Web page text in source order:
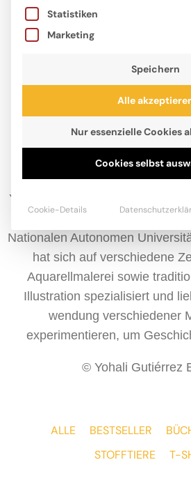
Yohali Gutiérrez Estrada wurde
geboren. Sie studierte
Nationalen Autonomen
hat sich auf verschiedene
Aquarellmalerei sowie
Illustration spezialisiert und
wendung verschiedener
experimentieren, um
© Yohali Gutiérrez
ALLE BESTSELLER
STOFFTIERE
T-
Statistiken
Marketing
Speichern
Alle
Nur essenzielle Cookies
Cookies selbst
Cookie-Details